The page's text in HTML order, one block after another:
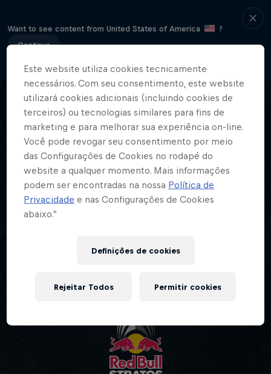
Want to see content from United States of America
?
Continue
Este website utiliza cookies tecnicamente
necessários. Com seu consentimento, este website
utilizará cookies adicionais (incluindo cookies de
terceiros) ou tecnologias similares para fins de
marketing e para melhorar sua experiência on-line.
Você pode revogar seu consentimento por meio
das Configurações de Cookies no rodapé do
website a qualquer momento. Mais informações
podem ser encontradas na nossa Política de
Privacidade e nas Configurações de Cookies
abaixo.”
Definições de cookies
Rejeitar Todos Permitir cookies